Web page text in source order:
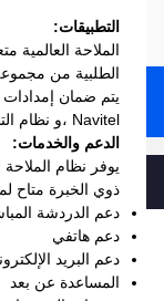
التطبيقات:
Navitel ،و نظام التشغيل هو أندرويد 11.
الدعم والخدمات:
يوفر نظام
ذوي الخبرة متاح
دعم الدردشة
دعم هاتفي
دعم البريد
المساعدة عن بعد